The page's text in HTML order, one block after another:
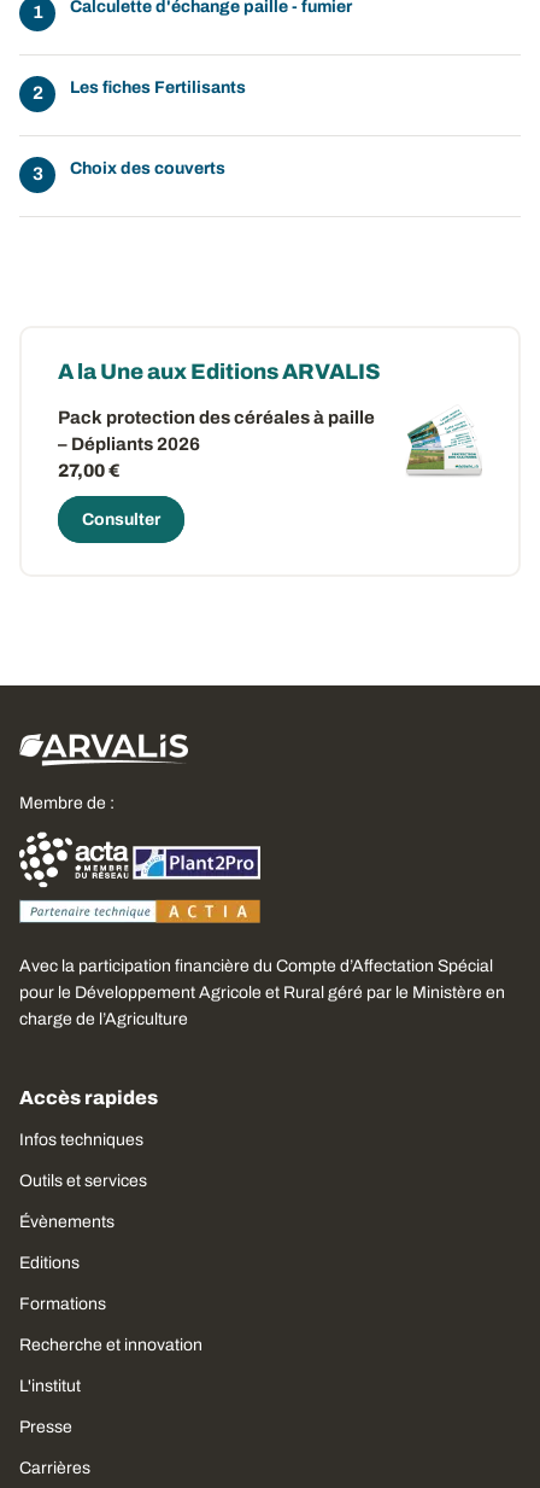
Calculette d'échange paille - fumier
Les fiches Fertilisants
Choix des couverts
A la Une aux Editions ARVALIS
Pack protection des céréales à paille
– Dépliants 2026
27,00 €
Consulter
Membre de :
Avec la participation financière du Compte d’Affectation Spécial
pour le Développement Agricole et Rural géré par le Ministère en
charge de l’Agriculture
Accès rapides
Infos techniques
Outils et services
Évènements
Editions
Formations
Recherche et innovation
L'institut
Presse
Carrières